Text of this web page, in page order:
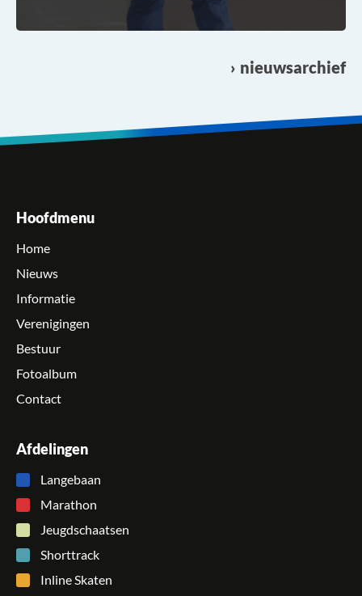
nieuwsarchief
Hoofdmenu
Home
Nieuws
Informatie
Verenigingen
Bestuur
Fotoalbum
Contact
Afdelingen
Langebaan
Marathon
Jeugdschaatsen
Shorttrack
Inline Skaten